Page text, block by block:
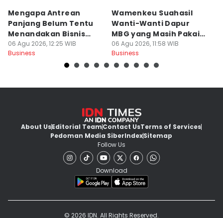
Mengapa Antrean
Panjang Belum Tentu
Menandakan Bisnis
Sehat?
06 Agu 2026, 12:25 WIB
Business
Wamenkeu Suahasil
Wanti-Wanti Dapur
MBG yang Masih Pakai
LPG Subsidi
06 Agu 2026, 11:58 WIB
Business
About UsEditorial TeamContact UsTerms of Services
Pedoman Media SiberIndexSitemap
Follow Us
Download
© 2026 IDN. All Rights Reserved.